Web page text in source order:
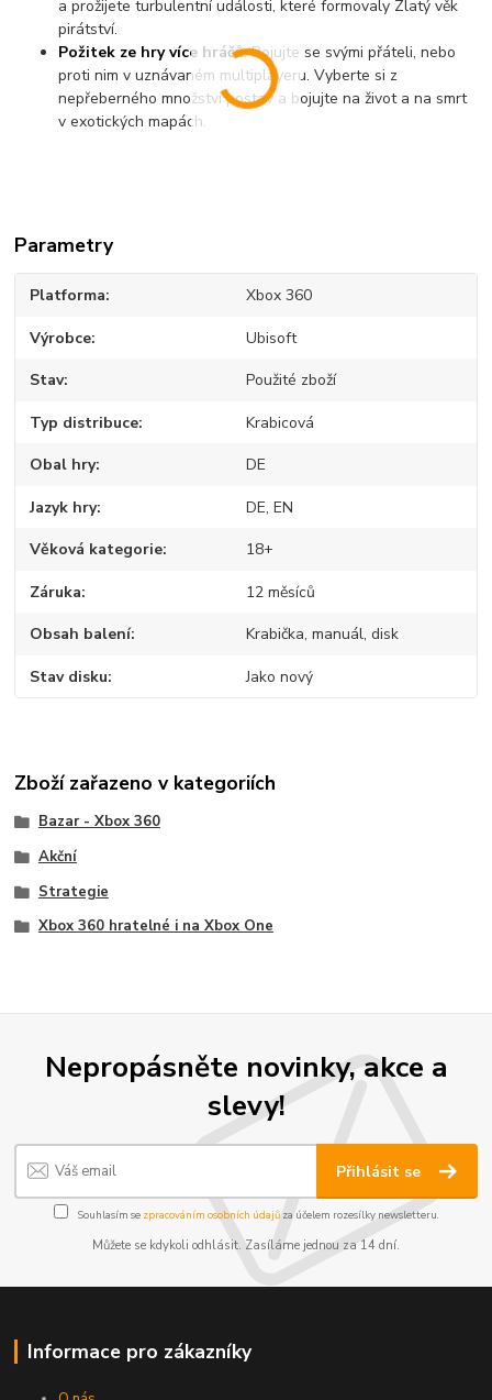
a prožijete turbulentní události, které formovaly Zlatý věk
pirátství.
Požitek ze hry více hráčů:Bojujte se svými přáteli, nebo
proti nim v uznávaném multiplayeru. Vyberte si z
nepřeberného množství postav a bojujte na život a na smrt
v exotických mapách.
Parametry
Platforma Xbox 360
Výrobce Ubisoft
Stav Použité zboží
Typ distribuce Krabicová
Obal hry DE
Jazyk hry DE, EN
Věková kategorie 18+
Záruka 12 měsíců
Obsah balení Krabička, manuál, disk
Stav disku Jako nový
Zboží zařazeno v kategoriích
Bazar - Xbox 360
Akční
Strategie
Xbox 360 hratelné i na Xbox One
Nepropásněte novinky, akce a
slevy!
Přihlásit se
Souhlasím se zpracováním osobních údajůza účelem rozesílky newsletteru.
Můžete se kdykoli odhlásit. Zasíláme jednou za 14 dní.
Informace pro zákazníky